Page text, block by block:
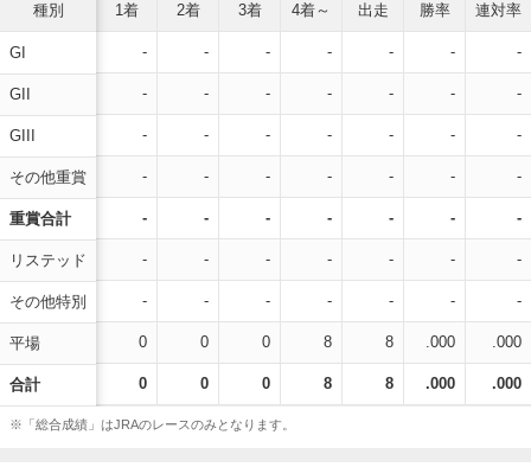
種別
GI
GII
GIII
その他重賞
重賞合計
リステッド
その他特別
平場
合計
1着 2着 3着 4着～ 出走 勝率 連対率
- - - - - - -
- - - - - - -
- - - - - - -
- - - - - - -
- - - - - - -
- - - - - - -
- - - - - - -
0 0 0 8 8 .000 .000
0 0 0 8 8 .000 .000
※「総合成績」はJRAのレースのみとなります。